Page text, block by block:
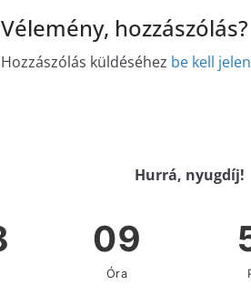
Vélemény, hozzászólás?
Hozzászólás küldéséhez be kell
Hurrá, nyugdíj!